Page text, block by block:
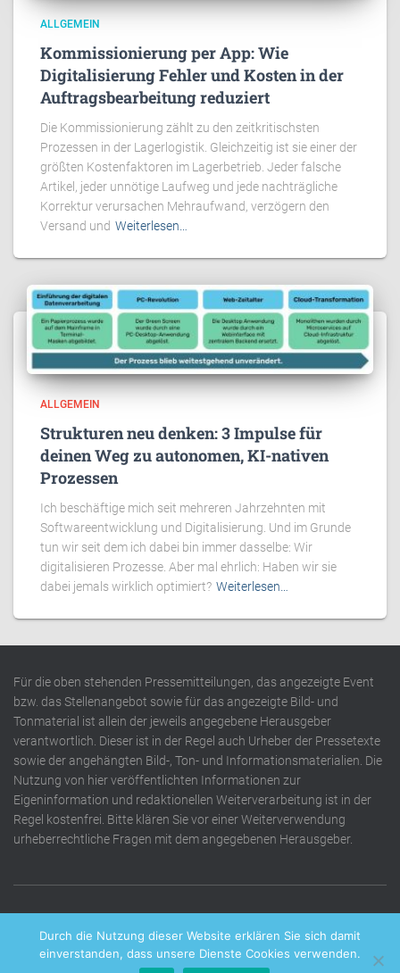
ALLGEMEIN
Kommissionierung per App: Wie
Digitalisierung Fehler und Kosten in der
Auftragsbearbeitung reduziert
Die Kommissionierung zählt zu den zeitkritischsten
Prozessen in der Lagerlogistik. Gleichzeitig ist sie einer der
größten Kostenfaktoren im Lagerbetrieb. Jeder falsche
Artikel, jeder unnötige Laufweg und jede nachträgliche
Korrektur verursachen Mehraufwand, verzögern den
Versand und Weiterlesen…
ALLGEMEIN
Strukturen neu denken: 3 Impulse für
deinen Weg zu autonomen, KI-nativen
Prozessen
Ich beschäftige mich seit mehreren Jahrzehnten mit
Softwareentwicklung und Digitalisierung. Und im Grunde
tun wir seit dem ich dabei bin immer dasselbe: Wir
digitalisieren Prozesse. Aber mal ehrlich: Haben wir sie
dabei jemals wirklich optimiert? Weiterlesen…
Für die oben stehenden Pressemitteilungen, das angezeigte Event
bzw. das Stellenangebot sowie für das angezeigte Bild- und
Tonmaterial ist allein der jeweils angegebene Herausgeber
verantwortlich. Dieser ist in der Regel auch Urheber der Pressetexte
sowie der angehängten Bild-, Ton- und Informationsmaterialien. Die
Nutzung von hier veröffentlichten Informationen zur
Eigeninformation und redaktionellen Weiterverarbeitung ist in der
Regel kostenfrei. Bitte klären Sie vor einer Weiterverwendung
urheberrechtliche Fragen mit dem angegebenen Herausgeber.
Durch die Nutzung dieser Website erklären Sie sich damit
einverstanden, dass unsere Dienste Cookies verwenden.